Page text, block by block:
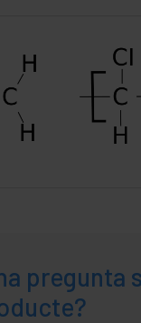
pregunta